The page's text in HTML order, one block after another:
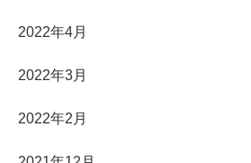
2022年4月
2022年3月
2022年2月